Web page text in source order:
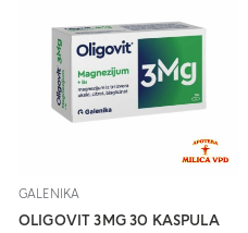
GALENIKA
OLIGOVIT 3MG 30 KASPULA